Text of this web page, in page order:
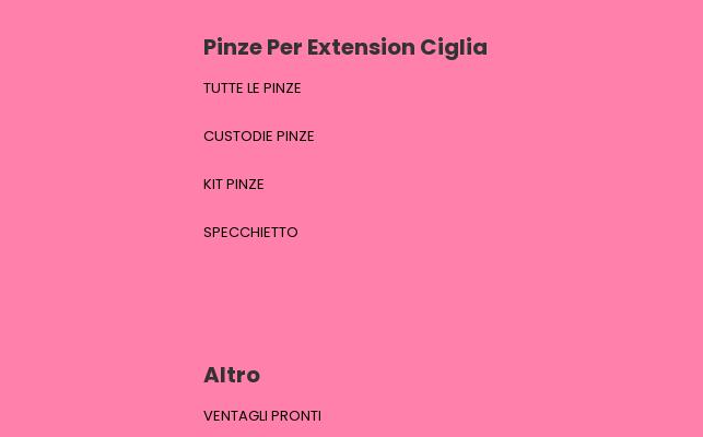
Pinze Per Extension Ciglia
TUTTE LE PINZE
CUSTODIE PINZE
KIT PINZE
SPECCHIETTO
Altro
VENTAGLI PRONTI